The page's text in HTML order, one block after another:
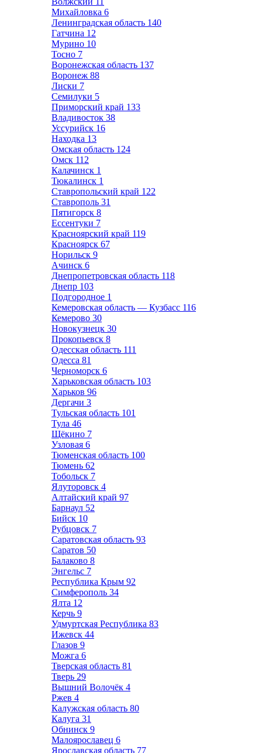
Михайловка 6
Ленинградская область 140
Гатчина 12
Мурино 10
Тосно 7
Воронежская область 137
Воронеж 88
Лиски 7
Семилуки 5
Приморский край 133
Владивосток 38
Уссурийск 16
Находка 13
Омская область 124
Омск 112
Калачинск 1
Тюкалинск 1
Ставропольский край 122
Ставрополь 31
Пятигорск 8
Ессентуки 7
Красноярский край 119
Красноярск 67
Норильск 9
Ачинск 6
Днепропетровская область 118
Днепр 103
Подгородное 1
Кемеровская область — Кузбасс 116
Кемерово 30
Новокузнецк 30
Прокопьевск 8
Одесская область 111
Одесса 81
Черноморск 6
Харьковская область 103
Харьков 96
Дергачи 3
Тульская область 101
Тула 46
Щёкино 7
Узловая 6
Тюменская область 100
Тюмень 62
Тобольск 7
Ялуторовск 4
Алтайский край 97
Барнаул 52
Бийск 10
Рубцовск 7
Саратовская область 93
Саратов 50
Балаково 8
Энгельс 7
Республика Крым 92
Симферополь 34
Ялта 12
Керчь 9
Удмуртская Республика 83
Ижевск 44
Глазов 9
Можга 6
Тверская область 81
Тверь 29
Вышний Волочёк 4
Ржев 4
Калужская область 80
Калуга 31
Обнинск 9
Малоярославец 6
Ярославская область 77